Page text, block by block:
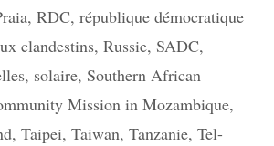
, RDC, république démocratique
clandestins, Russie, SADC,
, solaire, Southern African
Mission in Mozambique,
, Taipei, Taiwan, Tanzanie, Tel-